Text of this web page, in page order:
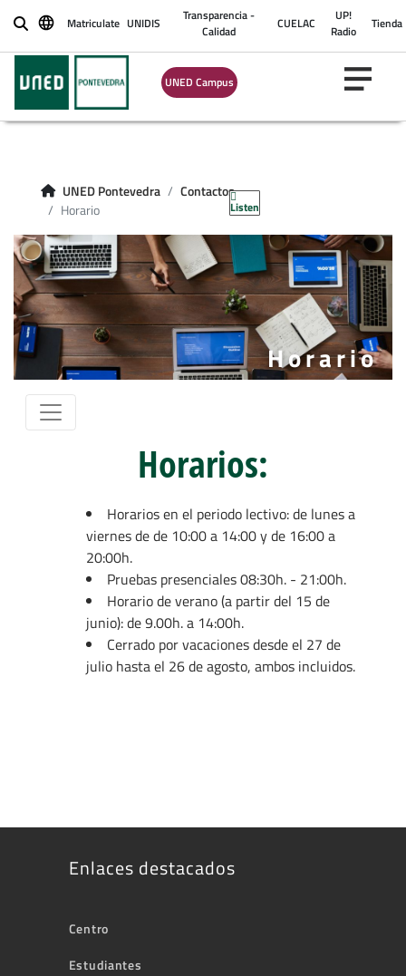
BuscarMatriculate UNIDIS
Transparencia -
Calidad
CUELAC
UP!
Radio
Tienda
UNED Campus
UNED Pontevedra
Contactos
Horario
Listen
Horario
Horarios:
​​​Horarios en el periodo lectivo: de lunes a
viernes de de 10:00 a 14:00 y de 16:00 a
20:00h.
Pruebas presenciales 08:30h. - 21:00h.
Horario de verano (a partir del 15 de
junio): de 9.00h. a 14:00h.
Cerrado por vacaciones desde el 27 de
julio hasta el 26 de agosto, ambos incluidos.
Enlaces destacados
Centro
Estudiantes